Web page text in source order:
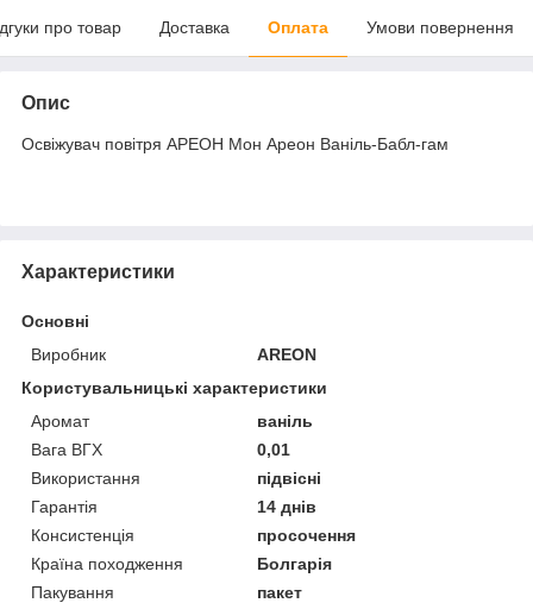
про товар Доставка Оплата Умови повернення
Опис
Освіжувач повітря АРЕОН Мон Ареон Ваніль-Бабл-гам
Характеристики
Основні
Виробник
AREON
Користувальницькі характеристики
Аромат
ваніль
Вага ВГХ
0,01
Використання
підвісні
Гарантія
14 днів
Консистенція
просочення
Країна походження
Болгарія
Пакування
пакет